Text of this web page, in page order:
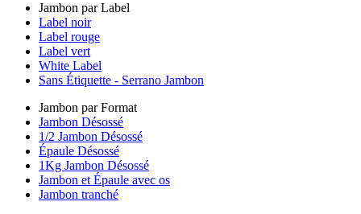
Jambon par Label
Label noir
Label rouge
Label vert
White Label
Sans Étiquette - Serrano Jambon
Jambon par Format
Jambon Désossé
1/2 Jambon Désossé
Épaule Désossé
1Kg Jambon Désossé
Jambon et Épaule avec os
Jambon tranché